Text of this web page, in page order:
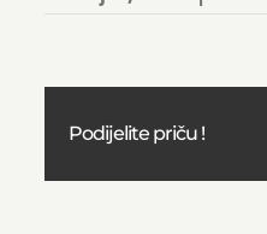
Podijelite priču !